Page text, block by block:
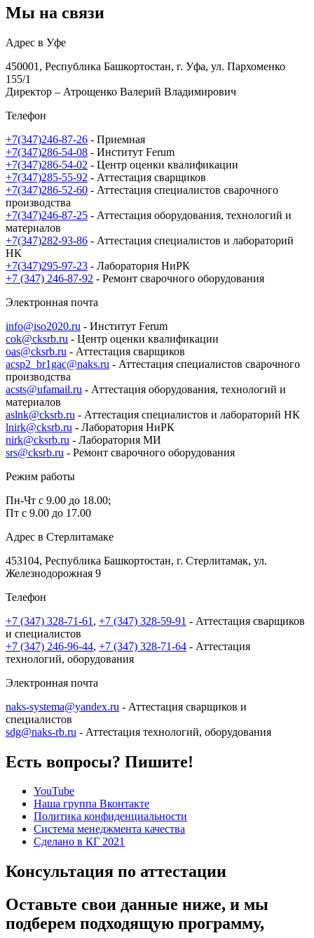
Мы на связи
Адрес в Уфе
450001, Республика Башкортостан, г. Уфа, ул. Пархоменко
155/1
Директор – Атрощенко Валерий Владимирович
Телефон
+7(347)246-87-26 - Приемная
+7(347)286-54-08 - Институт Ferum
+7(347)286-54-02 - Центр оценки квалификации
+7(347)285-55-92 - Аттестация сварщиков
+7(347)286-52-60 - Аттестация специалистов сварочного
производства
+7(347)246-87-25 - Аттестация оборудования, технологий и
материалов
+7(347)282-93-86 - Аттестация специалистов и лабораторий
НК
+7(347)295-97-23 - Лаборатория НиРК
+7 (347) 246-87-92 - Ремонт сварочного оборудования
Электронная почта
info@iso2020.ru - Институт Ferum
cok@cksrb.ru - Центр оценки квалификации
oas@cksrb.ru - Аттестация сварщиков
acsp2_br1gac@naks.ru - Аттестация специалистов сварочного
производства
acsts@ufamail.ru - Аттестация оборудования, технологий и
материалов
aslnk@cksrb.ru - Аттестация специалистов и лабораторий НК
lnirk@cksrb.ru - Лаборатория НиРК
nirk@cksrb.ru - Лаборатория МИ
srs@cksrb.ru - Ремонт сварочного оборудования
Режим работы
Пн-Чт с 9.00 до 18.00;
Пт с 9.00 до 17.00
Адрес в Стерлитамаке
453104, Республика Башкортостан, г. Стерлитамак, ул.
Железнодорожная 9
Телефон
+7 (347) 328-71-61 , +7 (347) 328-59-91 - Аттестация сварщиков
и специалистов
+7 (347) 246-96-44, +7 (347) 328-71-64 - Аттестация
технологий, оборудования
Электронная почта
naks-systema@yandex.ru - Аттестация сварщиков и
специалистов
sdg@naks-rb.ru - Аттестация технологий, оборудования
Есть вопросы? Пишите!
YouTube
Наша группа Вконтакте
Политика конфиденциальности
Система менеджмента качества
Сделано в КГ 2021
Консультация по аттестации
Оставьте свои данные ниже, и мы
подберем подходящую программу,